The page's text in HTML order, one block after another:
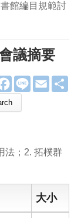
館編目規範討
議摘要
F
a
e
L
E
m
法；2. 拓樸群
大小